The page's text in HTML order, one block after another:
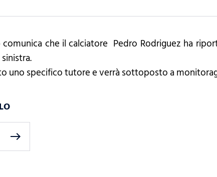
comunica che il calciatore Pedro Rodriguez ha
uno specifico tutore e verrà sottoposto a
east